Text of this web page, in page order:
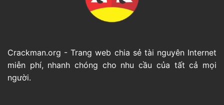
Crackman.org - Trang web chia sẻ tài nguyên Internet
miễn phí, nhanh chóng cho nhu cầu của tất cả mọi
người.